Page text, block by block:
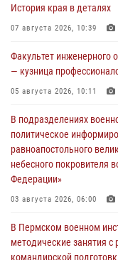
История края в деталях
07 августа 2026, 10:39
Факультет инженерного
— кузница
05 августа 2026, 10:11
В подразделениях
политическое
равноапостольного
небесного покровителя
Федерации»
03 августа 2026, 06:00
В Пермском военном
методические занятия с
командирской